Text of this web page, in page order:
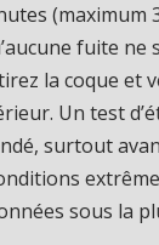
(maximum
fuite ne
la coque et
Un test
surtout
sous la